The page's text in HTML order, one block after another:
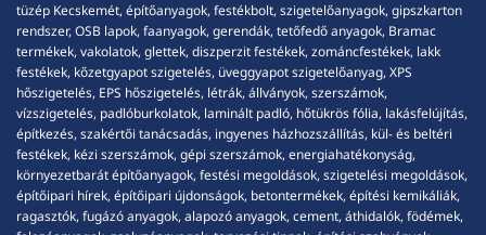
tüzép Kecskemét, építőanyagok, festékbolt, szigetelőanyagok, gipszkarton
rendszer, OSB lapok, faanyagok, gerendák, tetőfedő anyagok, Bramac
termékek, vakolatok, glettek, diszperzit festékek, zománcfestékek, lakk
festékek, kőzetgyapot szigetelés, üveggyapot szigetelőanyag, XPS
hőszigetelés, EPS hőszigetelés, létrák, állványok, szerszámok,
vízszigetelés, padlóburkolatok, laminált padló, hőtükrös fólia, lakásfelújítás,
építkezés, szakértői tanácsadás, ingyenes házhozszállítás, kül- és beltéri
festékek, kézi szerszámok, gépi szerszámok, energiahatékonyság,
környezetbarát építőanyagok, festési megoldások, szigetelési megoldások,
építőipari hírek, építőipari újdonságok, betontermékek, építési kemikáliák,
ragasztók, fugázó anyagok, alapozó anyagok, cement, áthidalók, födémek,